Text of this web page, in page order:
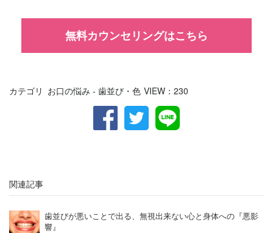
無料カウンセリングはこちら
カテゴリ お口の悩み - 歯並び・色 VIEW： 230
関連記事
歯並びが悪いことで出る、無視出来ない心と身体への『悪影
響』